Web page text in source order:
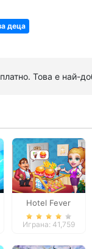
деца
Това е най-
Hotel Fever
Tycoon
Играна: 41,759